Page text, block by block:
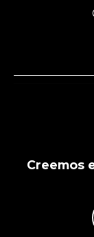
Creemos